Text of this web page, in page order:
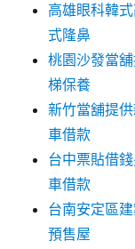
高雄眼科韓
式隆鼻
桃園沙發當
梯保養
新竹當舖提
車借款
台中票貼借
車借款
台南安定區
預售屋